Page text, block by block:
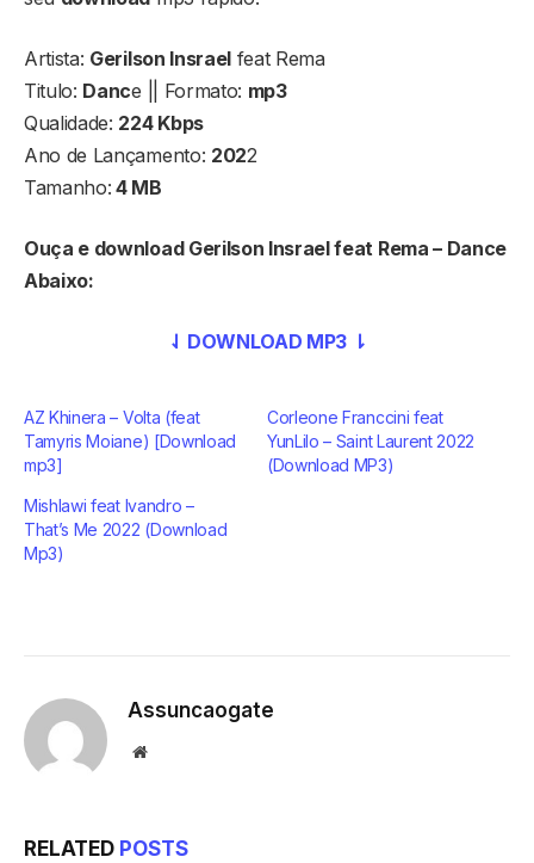
Artista: Gerilson Insrael feat Rema
Titulo: Dance || Formato: mp3
Qualidade: 224 Kbps
Ano de Lançamento: 2022
Tamanho: 4 MB
Ouça e download Gerilson Insrael feat Rema – Dance
Abaixo:
⇃ DOWNLOAD MP3 ⇂
AZ Khinera – Volta (feat
Tamyris Moiane) [Download
mp3]
Corleone Franccini feat
YunLilo – Saint Laurent 2022
(Download MP3)
Mishlawi feat Ivandro –
That’s Me 2022 (Download
Mp3)
Assuncaogate
Website
RELATED POSTS